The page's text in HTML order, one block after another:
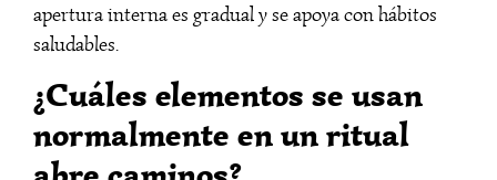
apertura interna es gradual y se apoya con hábitos
saludables.
¿Cuáles elementos se usan
normalmente en un ritual